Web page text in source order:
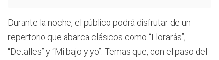
Durante la noche, el público podrá disfrutar de un
repertorio que abarca clásicos como “Llorarás”,
“Detalles” y “Mi bajo y yo”. Temas que, con el paso del